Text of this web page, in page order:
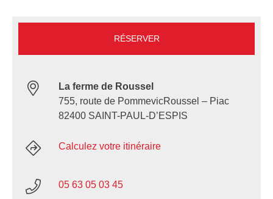
RÉSERVER
La ferme de Roussel
755, route de PommevicRoussel – Piac
82400 SAINT-PAUL-D’ESPIS
Calculez votre itinéraire
05 63 05 03 45